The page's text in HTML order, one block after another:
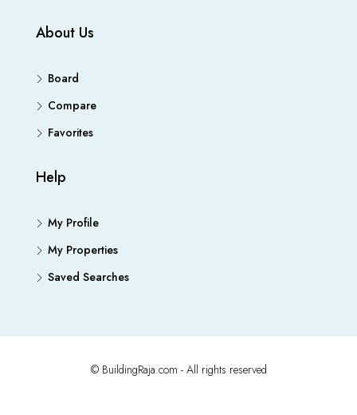
About Us
Board
Compare
Favorites
Help
My Profile
My Properties
Saved Searches
© BuildingRaja.com - All rights reserved